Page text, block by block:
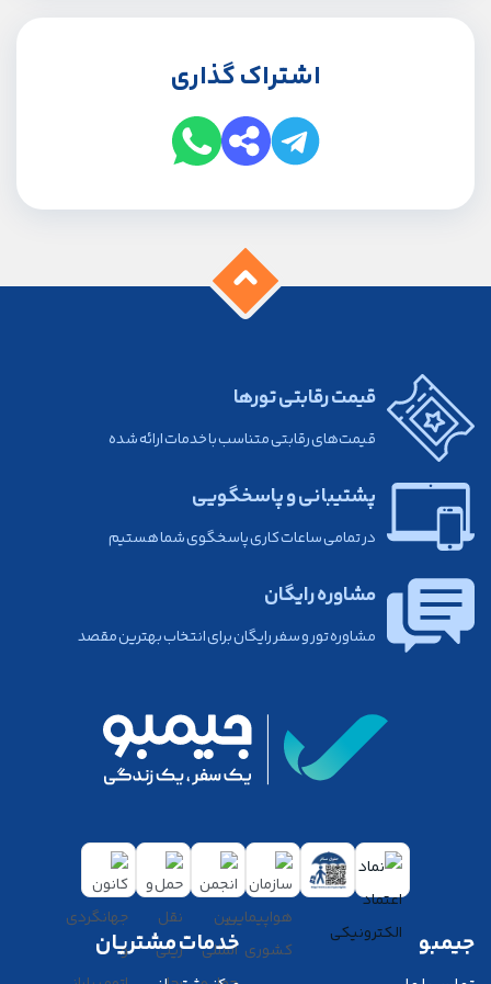
اشتراک گذاری
قیمت رقابتی تورها
قیمت‌های رقابتی متناسب با خدمات ارائه شده
پشتیبانی و پاسخگویی
در تمامی ساعات کاری پاسخگوی شما هستیم
مشاوره رایگان
مشاوره تور و سفر رایگان برای انتخاب بهترین مقصد
جیمبو خدمات مشتریان